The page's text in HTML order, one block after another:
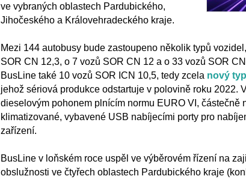
ve vybraných oblastech Pardubického,
Jihočeského a Královehradeckého kraje.
Mezi 144 autobusy bude zastoupeno několik typů
SOR CN 12,3, o 7 vozů SOR CN 12 a o 33 vozů SOR
BusLine také 10 vozů SOR ICN 10,5, tedy zcela nový
jehož sériová produkce odstartuje v polovině roku 2022.
dieselovým pohonem plnícím normu EURO VI, částečně
klimatizované, vybavené USB nabíjecími porty pro
zařízení.
BusLine v loňském roce uspěl ve výběrovém řízení na
obslužnosti ve čtyřech oblastech Pardubického kraje